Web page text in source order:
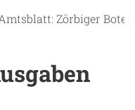
Zörbiger Bote